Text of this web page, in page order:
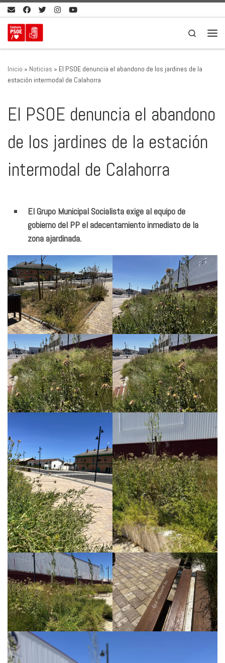
Saltar al contenido
Search
Inicio » Noticias » El PSOE denuncia el abandono de los jardines de la
estación intermodal de Calahorra
El PSOE denuncia el abandono
de los jardines de la estación
intermodal de Calahorra
El Grupo Municipal Socialista exige al equipo de
gobierno del PP el adecentamiento inmediato de la
zona ajardinada.